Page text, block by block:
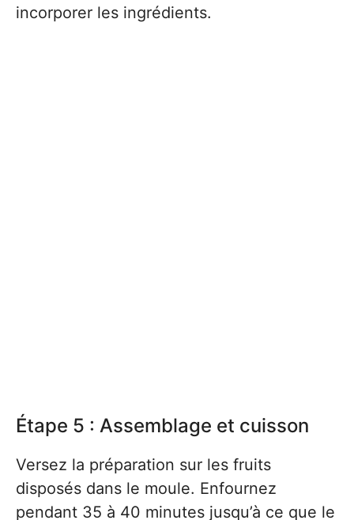
incorporer les ingrédients.
Étape 5 : Assemblage et cuisson
Versez la préparation sur les fruits
disposés dans le moule. Enfournez
pendant 35 à 40 minutes jusqu’à ce que le